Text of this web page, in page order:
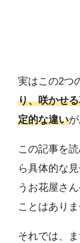
実はこの2つ
り、咲かせ
定的な違い
この記事を
ら具体的な
うお花屋さ
ことはありま
それでは、